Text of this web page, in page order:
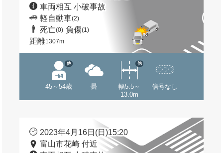
車両相互 小破事故
軽自動車(2)
死亡(0) 負傷(1)
距離1307m
45～54歳
他
曇
幅5.5～
13.0m
他
信号なし
2023年4月16日(日)15:20
富山市花崎 付近